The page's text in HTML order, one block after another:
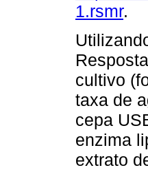
1.rsmr.
cultivo
taxa de
cepa
enzima
extrato